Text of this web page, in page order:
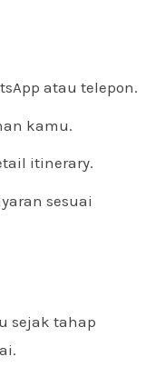
atau telepon.
kamu.
itinerary.
sesuai
sejak tahap